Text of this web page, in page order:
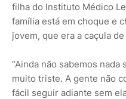
filha do Instituto Médico
família está em choque e
jovem, que era a caçula
“Ainda não sabemos
muito triste. A gente não
fácil seguir adiante sem